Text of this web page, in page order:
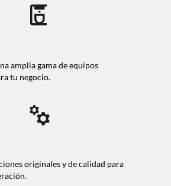
amplia gama de equipos
tu negocio.
originales y de calidad para